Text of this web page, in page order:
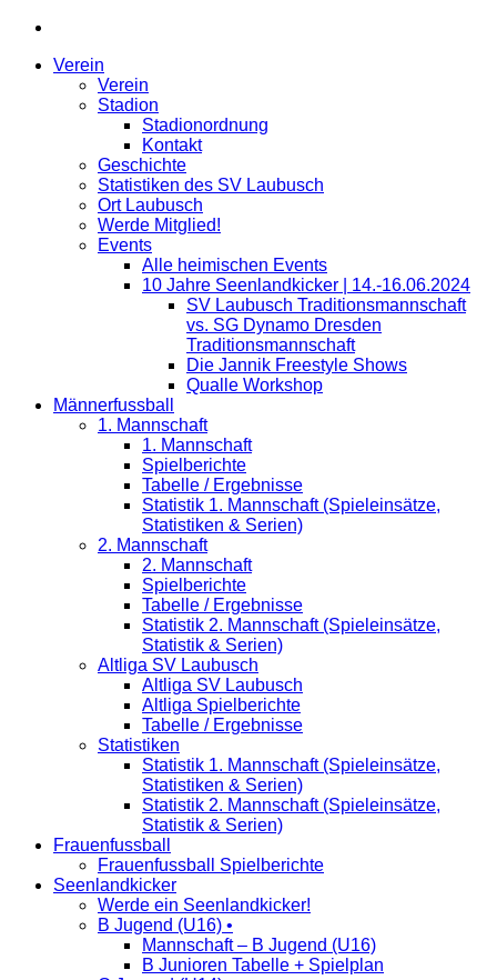
Verein
Verein
Stadion
Stadionordnung
Kontakt
Geschichte
Statistiken des SV Laubusch
Ort Laubusch
Werde Mitglied!
Events
Alle heimischen Events
10 Jahre Seenlandkicker | 14.-16.06.2024
SV Laubusch Traditionsmannschaft
vs. SG Dynamo Dresden
Traditionsmannschaft
Die Jannik Freestyle Shows
Qualle Workshop
Männerfussball
1. Mannschaft
1. Mannschaft
Spielberichte
Tabelle / Ergebnisse
Statistik 1. Mannschaft (Spieleinsätze,
Statistiken & Serien)
2. Mannschaft
2. Mannschaft
Spielberichte
Tabelle / Ergebnisse
Statistik 2. Mannschaft (Spieleinsätze,
Statistik & Serien)
Altliga SV Laubusch
Altliga SV Laubusch
Altliga Spielberichte
Tabelle / Ergebnisse
Statistiken
Statistik 1. Mannschaft (Spieleinsätze,
Statistiken & Serien)
Statistik 2. Mannschaft (Spieleinsätze,
Statistik & Serien)
Frauenfussball
Frauenfussball Spielberichte
Seenlandkicker
Werde ein Seenlandkicker!
B Jugend (U16) •
Mannschaft – B Jugend (U16)
B Junioren Tabelle + Spielplan